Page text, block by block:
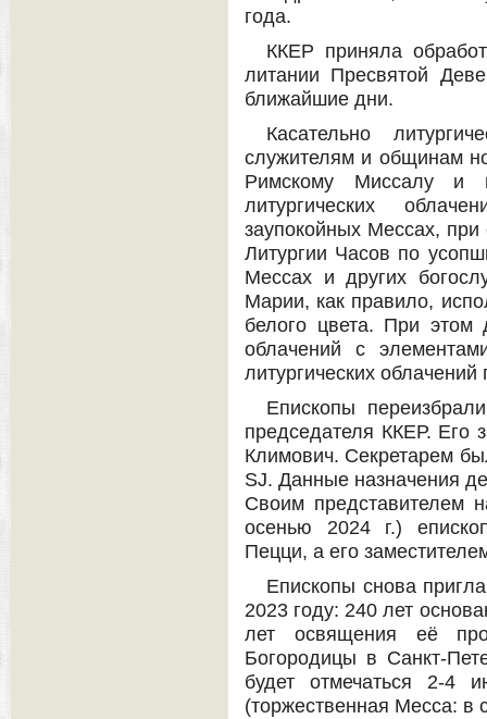
года.
ККЕР приняла
литании Пресвятой
ближайшие дни.
Касательно
служителям и общинам
Римскому Миссалу и
литургических
заупокойных Мессах,
Литургии Часов по
Мессах и других
Марии, как правило,
белого цвета. При этом
облачений с
литургических облачений
Епископы
председателя ККЕР. Его
Климович. Секретарем
SJ. Данные назначения
Своим представителем
осенью 2024 г.)
Пецци, а его
Епископы снова
2023 году: 240 лет
лет освящения её
Богородицы в Санкт-
будет отмечаться 2-4
(торжественная Месса: в